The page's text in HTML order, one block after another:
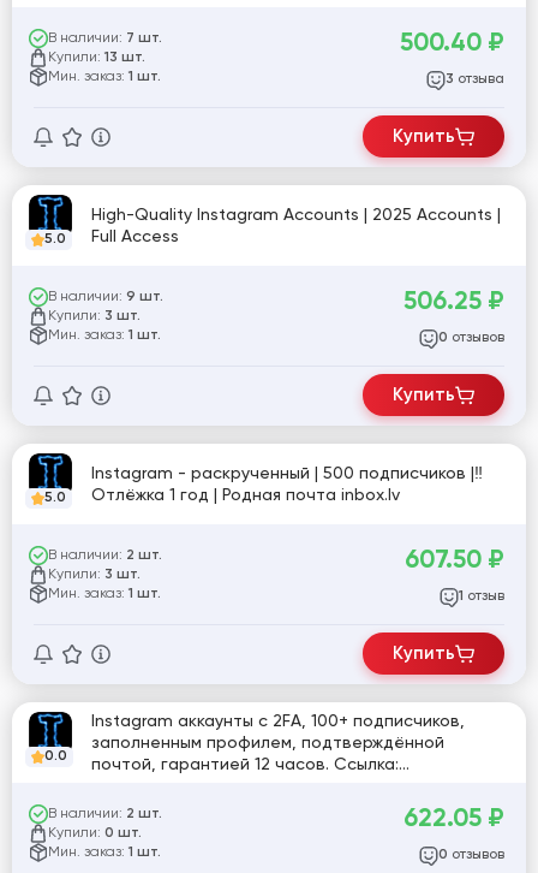
аутентификация. Страна регистрации: MIX.
В наличии: 7 шт.
Купили: 13 шт.
Мин. заказ: 1 шт.
500.40 ₽
3 отзыва
Купить
5.0
High-Quality Instagram Accounts | 2025 Accounts |
Full Access
В наличии: 9 шт.
Купили: 3 шт.
Мин. заказ: 1 шт.
506.25 ₽
0 отзывов
Купить
5.0
Instagram - раскрученный | 500 подписчиков |‼️
Отлёжка 1 год | Родная почта inbox.lv
В наличии: 2 шт.
Купили: 3 шт.
Мин. заказ: 1 шт.
607.50 ₽
1 отзыв
Купить
0.0
Instagram аккаунты с 2FA, 100+ подписчиков,
заполненным профилем, подтверждённой
почтой, гарантией 12 часов. Ссылка:
В наличии: 2 шт.
Купили: 0 шт.
Мин. заказ: 1 шт.
622.05 ₽
0 отзывов